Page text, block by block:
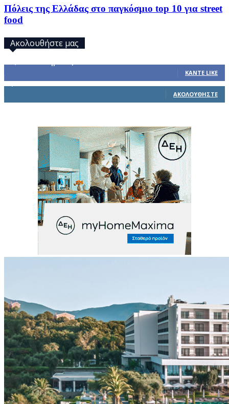
Πόλεις της Ελλάδας στο παγκόσμιο top 10 για street
food
Ακολουθήστε μας
ΚΆΝΤΕ LIKE
ΑΚΟΛΟΥΘΉΣΤΕ